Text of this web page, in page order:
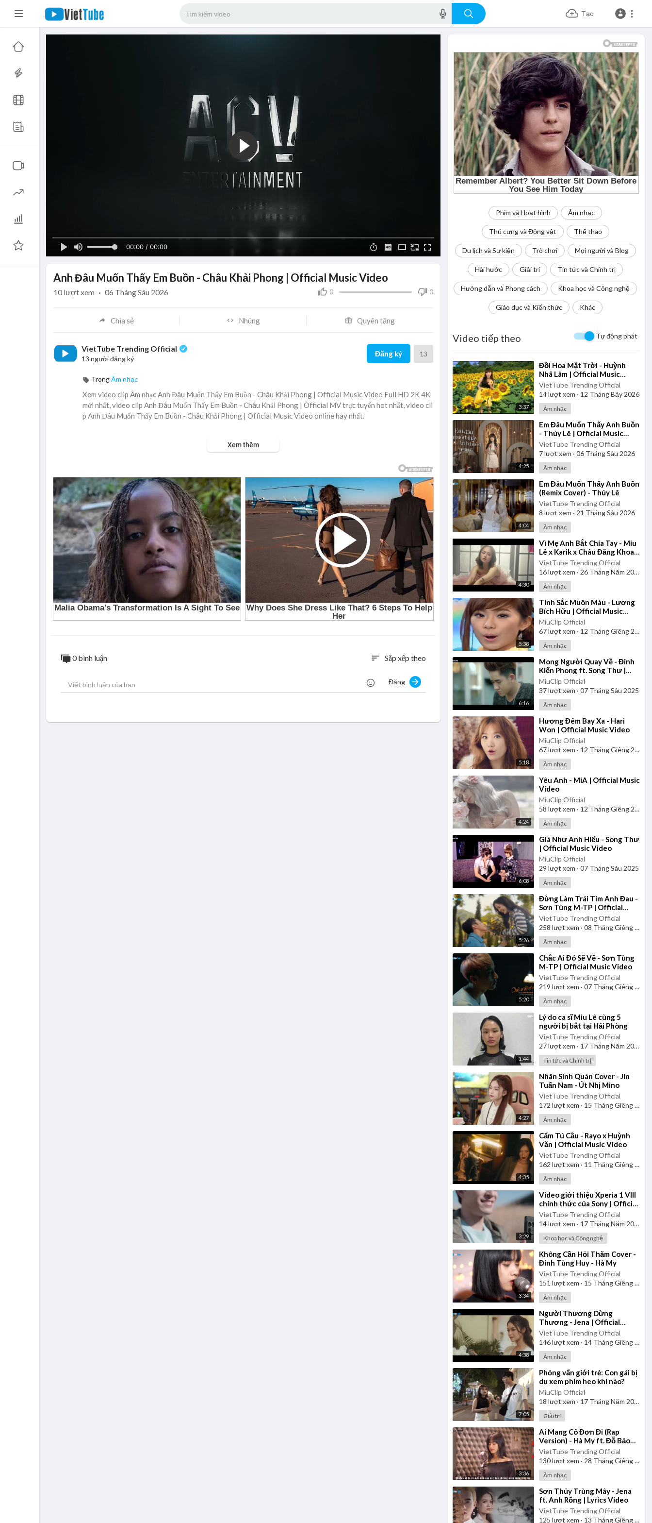
Tạo
00:00 / 00:00
Phim và Hoạt hình Âm nhạc
Thú cưng và Động vật Thể thao
Du lịch và Sự kiện Trò chơi Mọi người và Blog
Hài hước Giải trí Tin tức và Chính trị
Hướng dẫn và Phong cách Khoa học và Công nghệ
Giáo dục và Kiến thức Khác
Video tiếp theo Tự động phát
3:37
⁣Đồi Hoa Mặt Trời - Huỳnh
Nhã Lâm | Official Music
Video
VietTube Trending Official
14lượt xem · 12 Tháng Bảy 2026
Âm nhạc
4:25
⁣Em Đâu Muốn Thấy Anh Buồn
- Thủy Lê | Official Music
Video
VietTube Trending Official
7lượt xem · 06 Tháng Sáu 2026
Âm nhạc
4:04
⁣Em Đâu Muốn Thấy Anh Buồn
(Remix Cover) - Thủy Lê
VietTube Trending Official
8 lượt xem · 21 Tháng Sáu 2026
Âm nhạc
4:30
⁣Vì Mẹ Anh Bắt Chia Tay - Miu
Lê x Karik x Châu Đăng Khoa |
Official Music Video
VietTube Trending Official
16lượt xem · 26 Tháng Năm 2026
Âm nhạc
5:38
⁣Tình Sắc Muôn Màu - Lương
Bích Hữu | Official Music
Video
MiuClip Official
67lượt xem · 12 Tháng Giêng 2025
Âm nhạc
6:16
⁣Mong Người Quay Về - Đinh
Kiến Phong ft. Song Thư |
Official Music Video
MiuClip Official
37lượt xem · 07 Tháng Sáu 2025
Âm nhạc
5:18
⁣Hương Đêm Bay Xa - Hari
Won | Official Music Video
MiuClip Official
67lượt xem · 12 Tháng Giêng 2025
Âm nhạc
4:24
⁣Yêu Anh - MiA | Official Music
Video
MiuClip Official
58 lượt xem · 12 Tháng Giêng 2025
Âm nhạc
6:08
⁣Giá Như Anh Hiểu - Song Thư
| Official Music Video
MiuClip Official
29 lượt xem · 07 Tháng Sáu 2025
Âm nhạc
5:26
⁣Đừng Làm Trái Tim Anh Đau -
Sơn Tùng M-TP | Official
Music Video
VietTube Trending Official
258 lượt xem · 08 Tháng Giêng 2025
Âm nhạc
5:20
⁣Chắc Ai Đó Sẽ Về - Sơn Tùng
M-TP | Official Music Video
VietTube Trending Official
219 lượt xem · 07 Tháng Giêng 2025
Âm nhạc
1:44
⁣Lý do ca sĩ Miu Lê cùng 5
người bị bắt tại Hải Phòng
VietTube Trending Official
27lượt xem · 17 Tháng Năm 2026
Tin tức và Chính trị
4:27
⁣Nhân Sinh Quán Cover - Jin
Tuấn Nam - Út Nhị Mino
VietTube Trending Official
172 lượt xem · 15 Tháng Giêng 2025
Âm nhạc
4:35
⁣Cẩm Tú Cầu - Rayo x Huỳnh
Văn | Official Music Video
VietTube Trending Official
162 lượt xem · 11 Tháng Giêng 2025
Âm nhạc
3:29
⁣Video giới thiệu Xperia 1 VIII
chính thức của Sony | Official
Product Video
VietTube Trending Official
14lượt xem · 17 Tháng Năm 2026
Khoa học và Công nghệ
3:34
⁣Không Cần Hỏi Thăm Cover -
Đinh Tùng Huy - Hà My
VietTube Trending Official
151 lượt xem · 15 Tháng Giêng 2025
Âm nhạc
4:38
⁣Người Thương Dừng
Thương - Jena | Official
Music Video
VietTube Trending Official
146lượt xem · 14 Tháng Giêng 2025
Âm nhạc
7:05
⁣Phỏng vấn giới trẻ: Con gái bị
dụ xem phim heo khi nào?
MiuClip Official
18 lượt xem · 17 Tháng Năm 2026
Giải trí
3:36
⁣Ai Mang Cô Đơn Đi (Rap
Version) - Hà My ft. Đỗ Bảo
Lâm
VietTube Trending Official
130lượt xem · 28 Tháng Giêng 2025
Âm nhạc
⁣Sơn Thủy Trùng Mây - Jena
ft. Anh Rồng | Lyrics Video
VietTube Trending Official
125 lượt xem · 13 Tháng Giêng 2025
Anh Đâu Muốn Thấy Em Buồn - Châu Khải Phong | Official Music Video
0 0
10 lượt xem · 06 Tháng Sáu 2026
Chia sẻ Nhúng Quyên tặng
VietTube Trending Official
13 người đăng ký
Đăng ký 13
TrongÂm nhạc
Xem video clip Âm nhạc Anh Đâu Muốn Thấy Em Buồn - Châu Khải Phong | Official Music Video Full HD 2K 4K
mới nhất, video clip Anh Đâu Muốn Thấy Em Buồn - Châu Khải Phong | Official MV trực tuyến hot nhất, video cli
p Anh Đâu Muốn Thấy Em Buồn - Châu Khải Phong | Official Music Video online hay nhất.
ARRANGER:NGUYỄN NAM MINH THỤY
EXECUTIVE PRODUCER:LÊ CƯƠNG
PROJECT MANAGER:PHANH KÍT
SOCIAL MEDIA MANAGER:PHẠM BẢO NAM
SINGER MANAGER:NGHĨA ACV
PRODUCTION HOUSE:LỮ BÌNH ENTERTAINMENT
LINE PRODUCTION:TRƯƠNG NGHI
MAKEUP:CHERRY ĐÀO
CAMERA:ĐÌNH TÂM
AD1: LAC KHOI
AD2:DŨ DŨ
LOCATION:CHUNSTUDIO
LIGHTING:TRUNG LIGHTING TEAM
DESIGNER:TTEE
Xem thêm
0 bình luận sort Sắp xếp theo
Đăng